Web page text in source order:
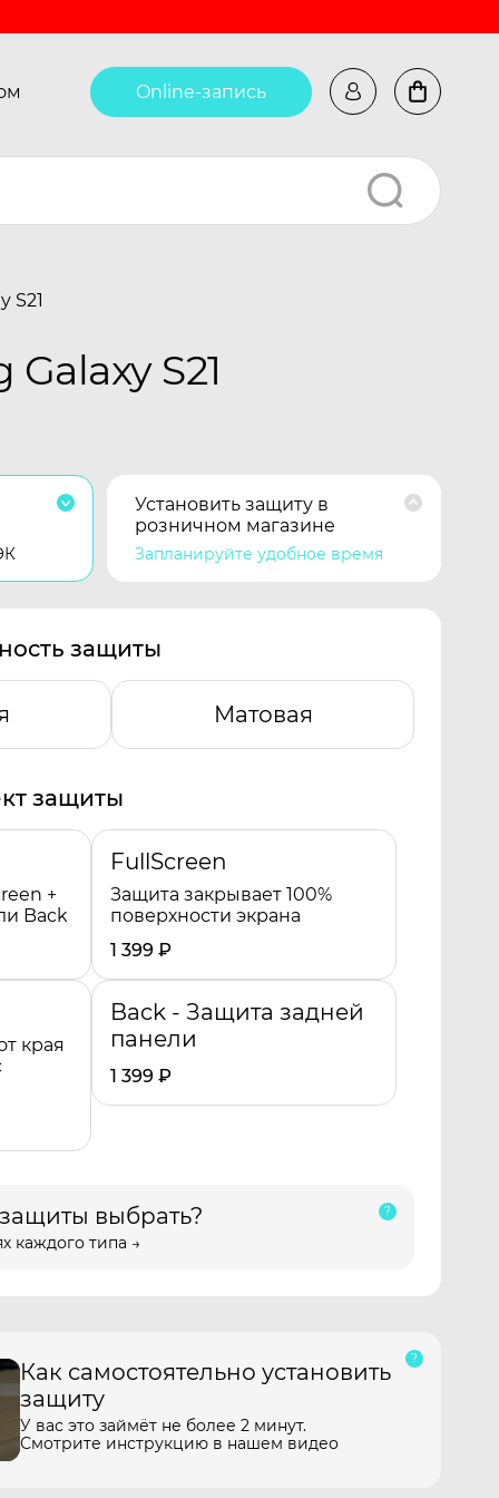
Online-запись
S21
S21
Установить защиту в
розничном магазине
Запланируйте удобное время
защиты
Матовая
защиты
+
Back
FullScreen
Защита закрывает 100%
поверхности экрана
1 399 ₽
края
Back - Защита задней
панели
1 399 ₽
выбрать?
каждого типа →
Как самостоятельно установить
защиту
У вас это займёт не более 2 минут.
Смотрите инструкцию в нашем видео